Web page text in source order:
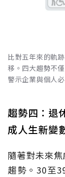
比對五年來的軌
移。四大趨勢不
警示企業與個人
趨勢四：退
成人生新變
隨著對未來
趨勢。30至